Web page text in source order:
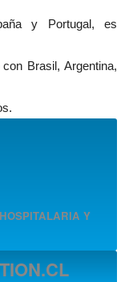
y Portugal, es
Brasil, Argentina,
Y